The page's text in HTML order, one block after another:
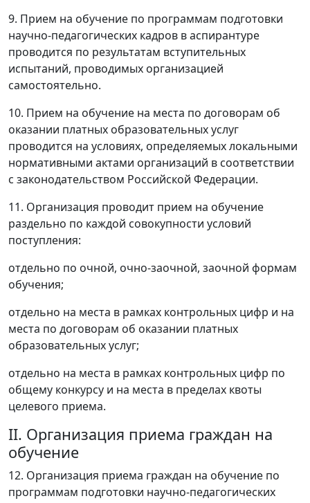
9. Прием на обучение по программам подготовки
научно-педагогических кадров в аспирантуре
проводится по результатам вступительных
испытаний, проводимых организацией
самостоятельно.
10. Прием на обучение на места по договорам об
оказании платных образовательных услуг
проводится на условиях, определяемых локальными
нормативными актами организаций в соответствии
с законодательством Российской Федерации.
11. Организация проводит прием на обучение
раздельно по каждой совокупности условий
поступления:
отдельно по очной, очно-заочной, заочной формам
обучения;
отдельно на места в рамках контрольных цифр и на
места по договорам об оказании платных
образовательных услуг;
отдельно на места в рамках контрольных цифр по
общему конкурсу и на места в пределах квоты
целевого приема.
II. Организация приема граждан на
обучение
12. Организация приема граждан на обучение по
программам подготовки научно-педагогических